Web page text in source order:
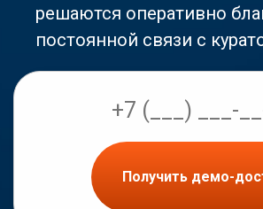
решаются оперативно
постоянной связи с
Получить демо-